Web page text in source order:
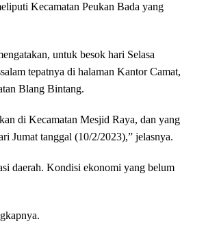
Kecamatan Peukan Bada yang
untuk besok hari Selasa
tepatnya di halaman Kantor Camat,
Blang Bintang.
di Kecamatan Mesjid Raya, dan yang
Jumat tanggal (10/2/2023),” jelasnya.
daerah. Kondisi ekonomi yang belum